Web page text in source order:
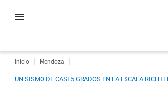
Inicio Mendoza
UN SISMO DE CASI 5 GRADOS EN LA ESCALA